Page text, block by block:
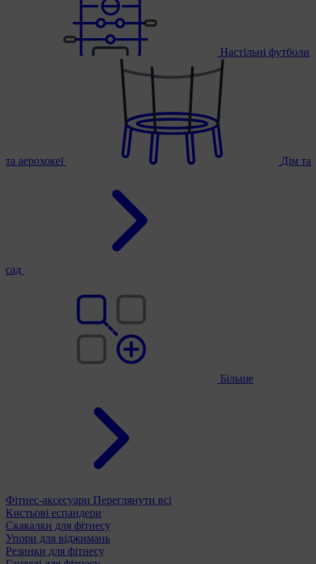
Настільні футболи
та аерохокеї Дім та
сад
Більше
Фітнес-аксесуари Переглянути всі
Кистьові еспандери
Скакалки для фітнесу
Упори для віджимань
Резинки для фітнесу